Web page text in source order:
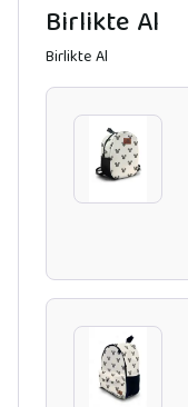
Birlikte Al
Birlikte Al